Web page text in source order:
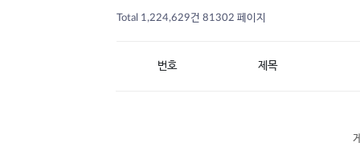
Total 1,224,629건 81302 페이지
번호 제목